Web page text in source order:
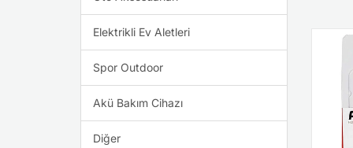
Elektrikli Ev Aletleri
Spor Outdoor
Akü Bakım Cihazı
Diğer